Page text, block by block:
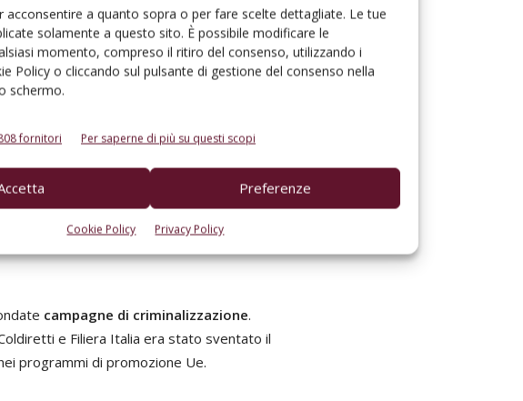
acconsentire a quanto sopra o per fare scelte dettagliate. Le tue
solamente a questo sito. È possibile modificare le
momento, compreso il ritiro del consenso, utilizzando i
Policy o cliccando sul pulsante di gestione del consenso nella
schermo.
fornitori Per saperne di più su questi scopi
Preferenze
Cookie Policy Privacy Policy
- che cade in un momento delicato per il
l’aumento dei costi di produzione e i
rientra a pieno titolo nella Dieta
struttura del Masaf per l’impegno
aziende uno strumento importante,
, come richiesto da Coldiretti. Se i
lo spettro dei dazi di Trump alimenta
Usa è il primo mercato di riferimento in
campagne di criminalizzazione.
e Filiera Italia era stato sventato il
programmi di promozione Ue.